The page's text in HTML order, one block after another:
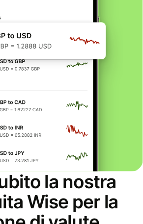
la nostra
Wise per la